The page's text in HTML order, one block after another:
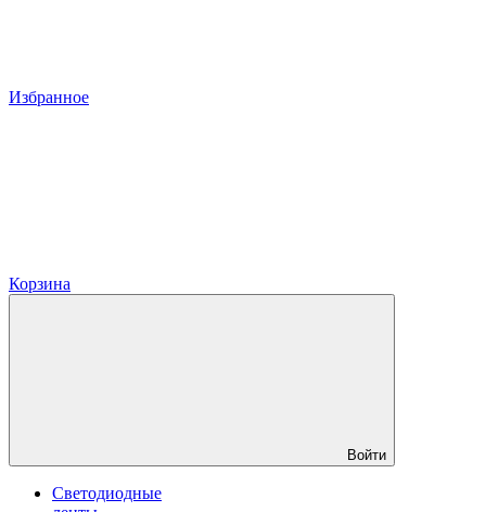
Избранное
Корзина
Войти
Светодиодные